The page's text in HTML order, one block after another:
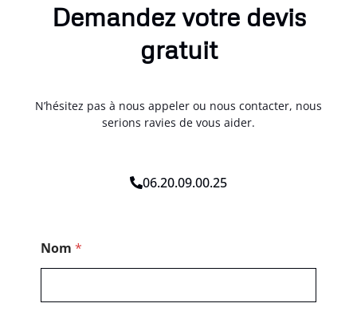
Demandez votre devis
gratuit
N’hésitez pas à nous appeler ou nous contacter, nous
serions ravies de vous aider.
06.20.09.00.25
Nom *